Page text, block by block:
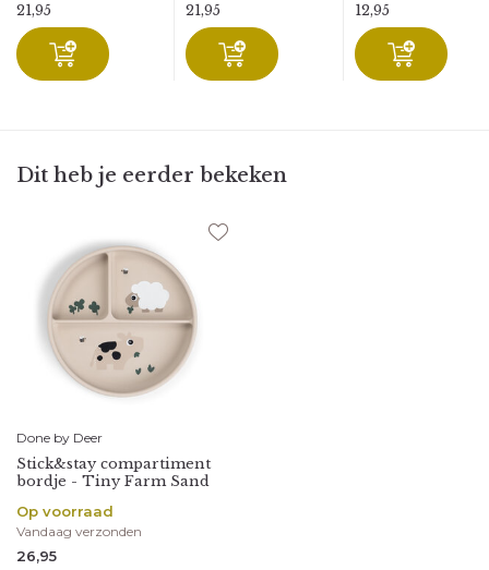
21,95 21,95 12,95
Dit heb je eerder bekeken
Done by Deer
Stick&stay compartiment
bordje - Tiny Farm Sand
Op voorraad
Vandaag verzonden
26,95